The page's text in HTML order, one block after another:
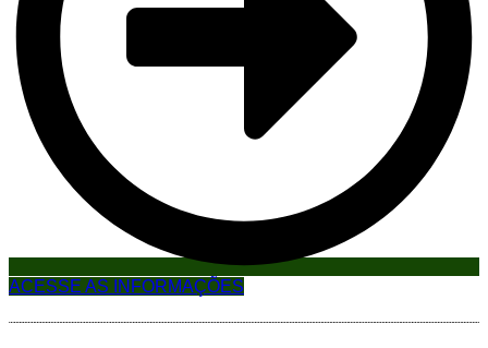
ACESSE AS INFORMAÇÕES